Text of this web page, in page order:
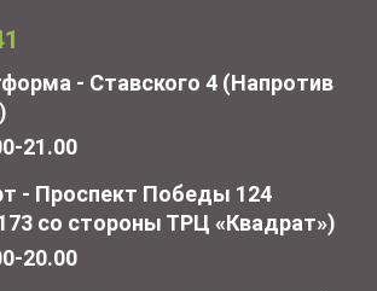
- Ставского 4 (Напротив
21.00
- Проспект Победы 124
со стороны ТРЦ «Квадрат»)
20.00